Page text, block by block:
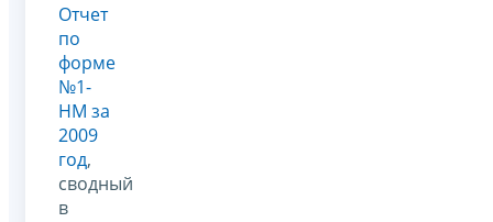
Отчет
по
форме
№1-
НМ за
2009
год,
сводный
в